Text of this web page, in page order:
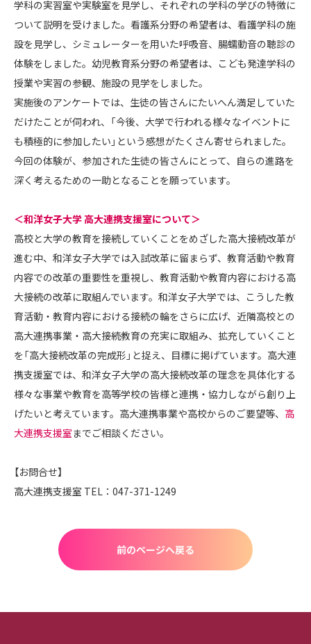
学科の実習室や実験室を見学し、それぞれの学科の学びの特徴に
ついて説明を受けました。看護系分野の希望者は、看護学科の施
設を見学し、シミュレーターを用いた呼吸音、腸蠕動音の聴診の
体験をしました。幼児教育系分野の希望者は、こども発達学科の
授業や実習の参観、施設の見学をしました。
実施後のアンケートでは、生徒の皆さんにたいへん満足していた
だけたことが伺われ、「今後、大学で行われる様々なイベントに
も積極的に参加したい」という感想がたくさん寄せられました。
今回の体験が、参加された生徒の皆さんにとって、自らの進路を
深く考えるための一助となることを願っています。
＜和洋女子大学 高大連携支援室について＞
高校と大学の教育を接続していくことをめざした高大接続改革が
進む中、和洋女子大学では入試改革に留まらず、教育活動や教育
内容での改革の重要性を重視し、教育活動や教育内容における高
大接続の改革に取組んでいます。和洋女子大学では、こうした教
育活動・教育内容における接続の輪をさらに広げ、近隣高校との
高大連携事業・高大接続教育の充実に取組み、拡充していくこと
を「高大接続改革の完成形」と捉え、目標に掲げています。高大連
携支援室では、和洋女子大学の高大接続改革の理念を具体化する
様々な事業や教育を高等学校の皆様と連携・協力しながら創り上
げたいと考えています。高大連携事業や高校からのご要望等、 高
大連携支援室までご相談ください。
【お問合せ】
高大連携支援室 TEL：047-371-1249
前のページへ戻る